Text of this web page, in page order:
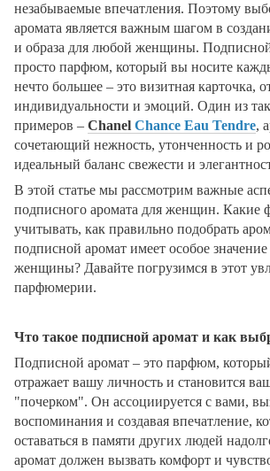
незабываемые впечатления. Поэтому
аромата является важным шагом в
и образа для любой женщины.
просто парфюм, который вы носите
нечто большее – это визитная карточка,
индивидуальности и эмоций. Один из
примеров – Chanel Chance Eau Tendre,
сочетающий нежность, утонченность и
идеальный баланс свежести и
В этой статье мы рассмотрим важные
подписного аромата для женщин. Какие
учитывать, как правильно подобрать
подписной аромат имеет особое
женщины? Давайте погрузимся в этот
парфюмерии.
Что такое подписной аромат и как
Подписной аромат – это парфюм,
отражает вашу личность и становится
"почерком". Он ассоциируется с вами,
воспоминания и создавая впечатление,
оставаться в памяти других людей
аромат должен вызвать комфорт и